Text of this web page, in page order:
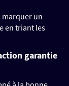
marquer un
en triant les
garantie